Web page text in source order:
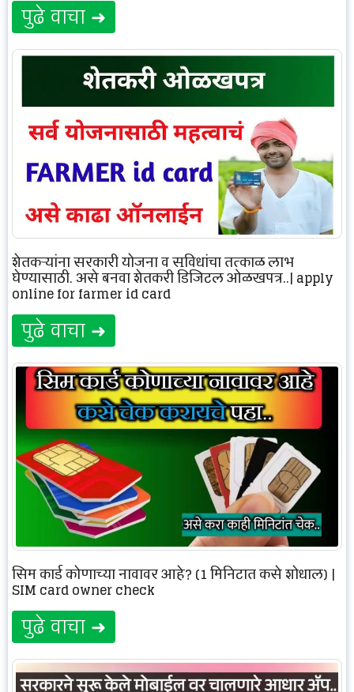
पुढे वाचा ➜
शेतकऱ्यांना सरकारी योजना व सुविधांचा तत्काळ लाभ
घेण्यासाठी, असे बनवा शेतकरी डिजिटल ओळखपत्र..| apply
online for farmer id card
पुढे वाचा ➜
सिम कार्ड कोणाच्या नावावर आहे? (1 मिनिटात कसे शोधाल) |
SIM card owner check
पुढे वाचा ➜